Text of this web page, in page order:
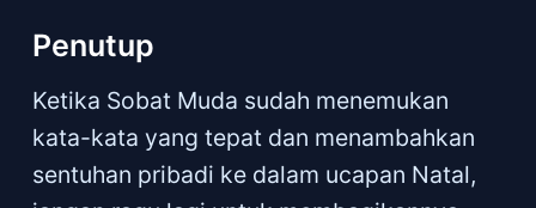
Penutup
Ketika Sobat Muda sudah menemukan
kata-kata yang tepat dan menambahkan
sentuhan pribadi ke dalam ucapan Natal,